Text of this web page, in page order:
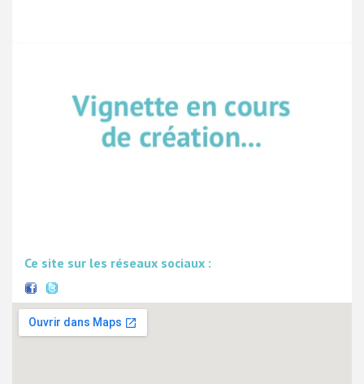
Ce site sur les réseaux sociaux :